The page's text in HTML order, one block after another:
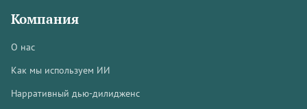
Компания
О нас
Как мы используем ИИ
Нарративный дью-дилидженс